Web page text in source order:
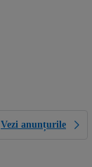
Vezi anunțurile